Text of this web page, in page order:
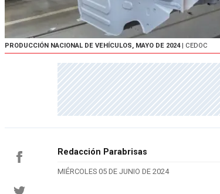
PRODUCCIÓN NACIONAL DE VEHÍCULOS, MAYO DE 2024| CEDOC
Redacción Parabrisas
MIÉRCOLES 05 DE JUNIO DE 2024